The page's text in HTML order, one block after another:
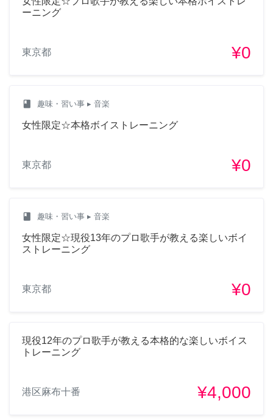
ーニング
東京都 ¥0
class 趣味・習い事 ▸ 音楽
女性限定☆本格ボイストレーニング
東京都 ¥0
class 趣味・習い事 ▸ 音楽
女性限定☆現役13年のプロ歌手が教える楽しいボイ
ストレーニング
東京都 ¥0
現役12年のプロ歌手が教える本格的な楽しいボイス
トレーニング
港区麻布十番 ¥4,000